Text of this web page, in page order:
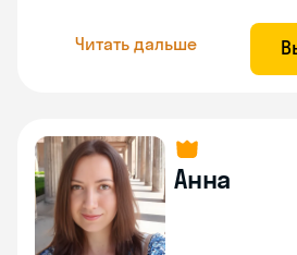
Читать дальше
Анна